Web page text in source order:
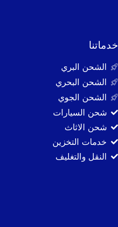
خدماتنا
الشحن البري
الشحن البحري
الشحن الجوي
شحن السيارات
شحن الاثاث
خدمات التخزين
النقل والتغليف